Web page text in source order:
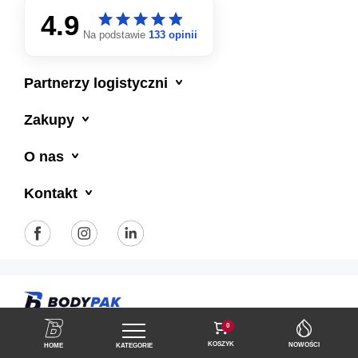
HOME KATEGORIE
0
KOSZYK NOWOŚCI
4.9 starstarstarstarstar
starstarstarstarstar
Na podstawie 133 opinii
Partnerzy logistyczni
Zakupy
O nas
Kontakt
Polityka prywatności Regulamin sklepu